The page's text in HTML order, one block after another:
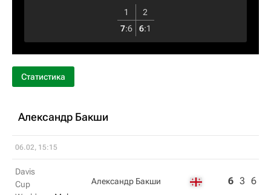
1
2
7:6 6:1
Статистика
Александр Бакши
06.02, 15:15
Davis
Cup
Александр Бакши 6 3 6